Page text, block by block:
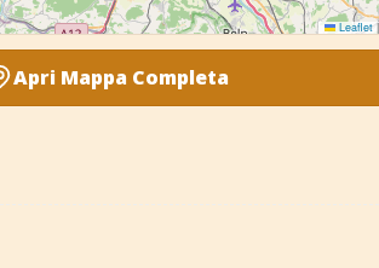
Leaflet |
Apri Mappa Completa